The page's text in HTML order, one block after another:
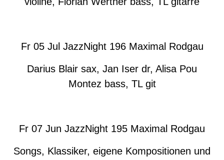
Fr 05 Jul JazzNight 196 Maximal Rodgau
Darius Blair sax, Jan Iser dr, Alisa Pou
Montez bass, TL git
Fr 07 Jun JazzNight 195 Maximal Rodgau
Songs, Klassiker, eigene Kompositionen und